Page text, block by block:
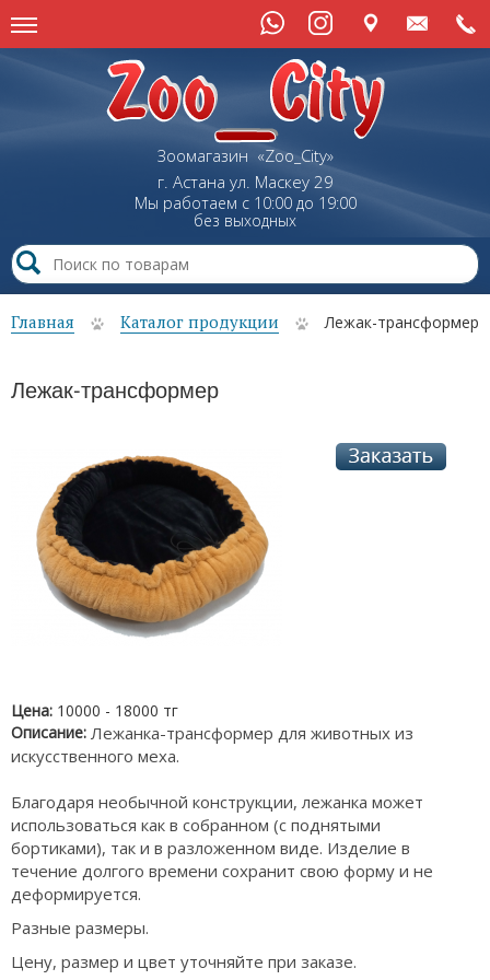
Зоомагазин «Zoo_City»
г. Астана ул. Маскеу29
Мы работаем с 10:00 до 19:00
без выходных
Главная Каталог продукции Лежак-трансформер
Лежак-трансформер
Цена: 10000 - 18000 тг
Описание: Лежанка-трансформер для животных из
искусственного меха.
Благодаря необычной конструкции, лежанка может
использоваться как в собранном (с поднятыми
бортиками), так и в разложенном виде. Изделие в
течение долгого времени сохранит свою форму и не
деформируется.
Разные размеры.
Цену, размер и цвет уточняйте при заказе.